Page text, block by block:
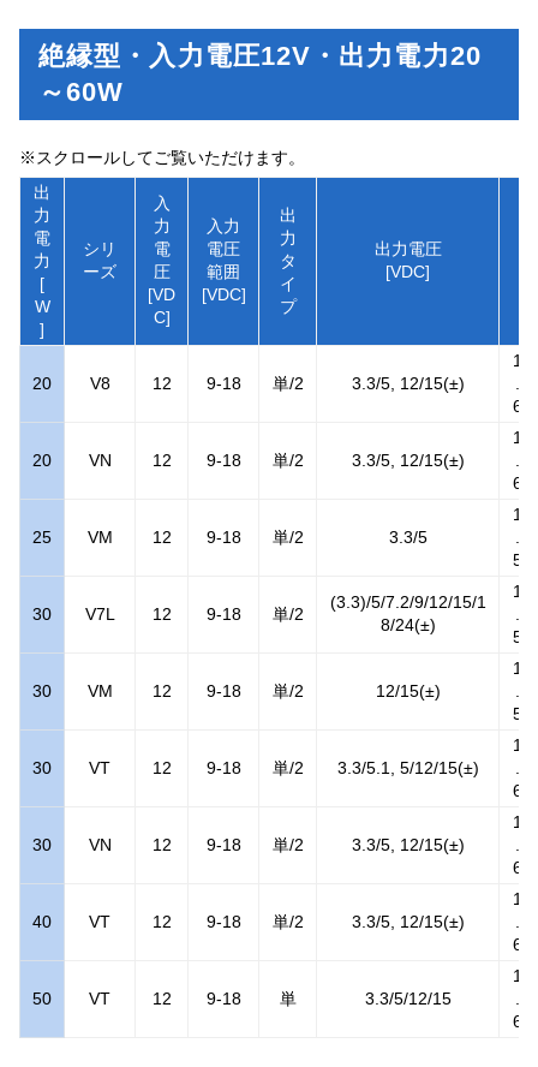
絶縁型・入力電圧12V・出力電力20
～60W
※スクロールしてご覧いただけます。
出
力
電
力
[
W
]
シリ
ーズ
入
力
電
圧
[VD
C]
入力
電圧
範囲
[VDC]
出
力
タ
イ
プ
出力電圧
[VDC]
20 V8 12 9-18 単/2 3.3/5, 12/15(±)
1
6
20 VN 12 9-18 単/2 3.3/5, 12/15(±)
1
6
25 VM 12 9-18 単/2 3.3/5
1
5
30 V7L 12 9-18 単/2
(3.3)/5/7.2/9/12/15/1
8/24(±)
1
5
30 VM 12 9-18 単/2 12/15(±)
1
5
30 VT 12 9-18 単/2 3.3/5.1, 5/12/15(±)
1
6
30 VN 12 9-18 単/2 3.3/5, 12/15(±)
1
6
40 VT 12 9-18 単/2 3.3/5, 12/15(±)
1
6
50 VT 12 9-18 単 3.3/5/12/15
1
6